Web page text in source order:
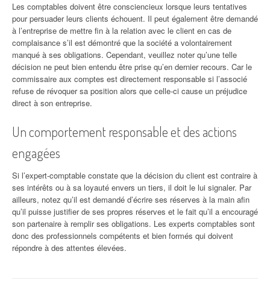
Les comptables doivent être consciencieux lorsque leurs tentatives
pour persuader leurs clients échouent. Il peut également être demandé
à l’entreprise de mettre fin à la relation avec le client en cas de
complaisance s’il est démontré que la société a volontairement
manqué à ses obligations. Cependant, veuillez noter qu’une telle
décision ne peut bien entendu être prise qu’en dernier recours. Car le
commissaire aux comptes est directement responsable si l’associé
refuse de révoquer sa position alors que celle-ci cause un préjudice
direct à son entreprise.
Un comportement responsable et des actions
engagées
Si l’expert-comptable constate que la décision du client est contraire à
ses intérêts ou à sa loyauté envers un tiers, il doit le lui signaler. Par
ailleurs, notez qu’il est demandé d’écrire ses réserves à la main afin
qu’il puisse justifier de ses propres réserves et le fait qu’il a encouragé
son partenaire à remplir ses obligations. Les experts comptables sont
donc des professionnels compétents et bien formés qui doivent
répondre à des attentes élevées.